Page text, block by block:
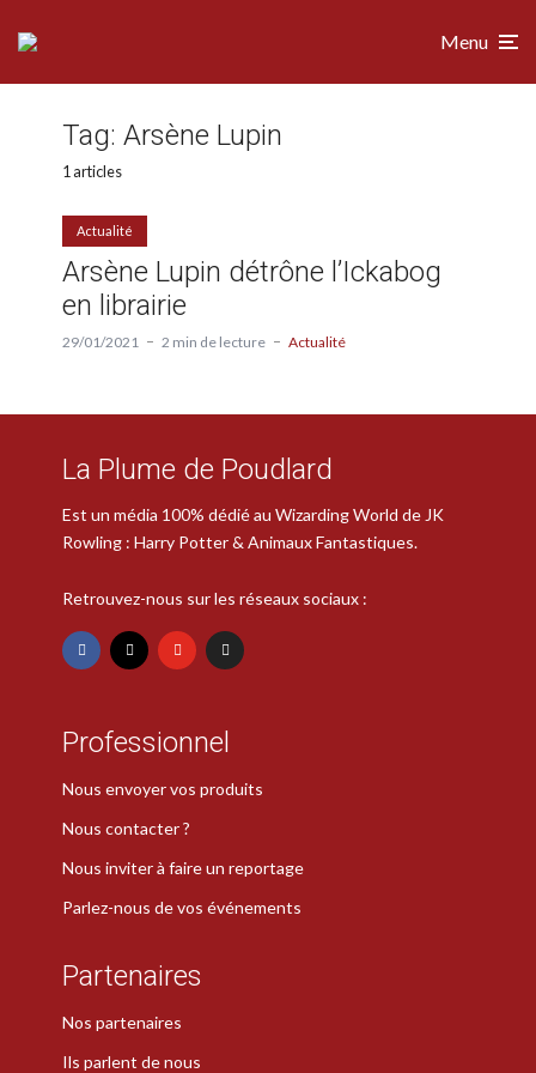
Menu
Tag: Arsène Lupin
1 articles
Actualité
Arsène Lupin détrône l’Ickabog
en librairie
29/01/2021 2 min de lecture Actualité
La Plume de Poudlard
Est un média 100% dédié au Wizarding World de JK
Rowling : Harry Potter & Animaux Fantastiques.
Retrouvez-nous sur les réseaux sociaux :
Professionnel
Nous envoyer vos produits
Nous contacter ?
Nous inviter à faire un reportage
Parlez-nous de vos événements
Partenaires
Nos partenaires
Ils parlent de nous